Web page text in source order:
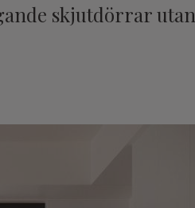
skjutdörrar utan